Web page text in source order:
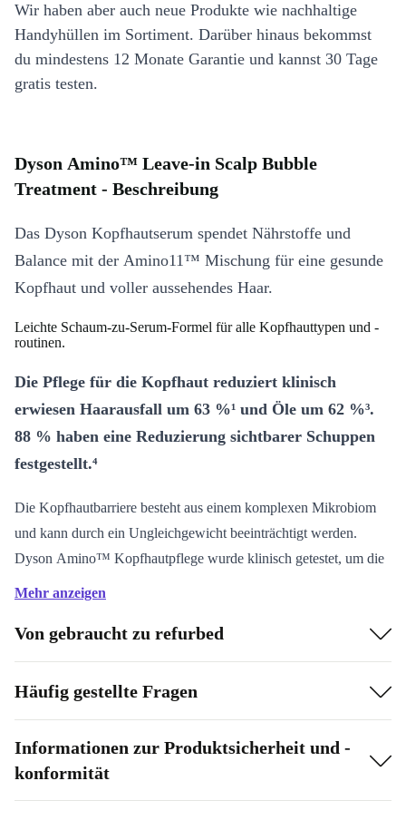
Wir haben aber auch neue Produkte wie nachhaltige
Handyhüllen im Sortiment. Darüber hinaus bekommst
du mindestens 12 Monate Garantie und kannst 30 Tage
gratis testen.
Dyson Amino™ Leave-in Scalp Bubble
Treatment - Beschreibung
Das Dyson Kopfhautserum spendet Nährstoffe und
Balance mit der Amino11™ Mischung für eine gesunde
Kopfhaut und voller aussehendes Haar.
Leichte Schaum-zu-Serum-Formel für alle Kopfhauttypen und -
routinen.
Die Pflege für die Kopfhaut reduziert klinisch
erwiesen Haarausfall um 63 %¹ und Öle um 62 %³.
88 % haben eine Reduzierung sichtbarer Schuppen
festgestellt.⁴
Die Kopfhautbarriere besteht aus einem komplexen Mikrobiom
und kann durch ein Ungleichgewicht beeinträchtigt werden.
Dyson Amino™ Kopfhautpflege wurde klinisch getestet, um die
Kopfhaut zu hydratisieren, zu beruhigen und zu stärken.
Amino11™ Mischung, enthält von Dyson Farming angebaute
Gerste sowie 11 Aminosäuren.
In Kombination mit Niacinamid, Ectoin®* Natural, Koffein und
Mehr anzeigen
Von gebraucht zu refurbed
Häufig gestellte Fragen
Informationen zur Produktsicherheit und -
konformität